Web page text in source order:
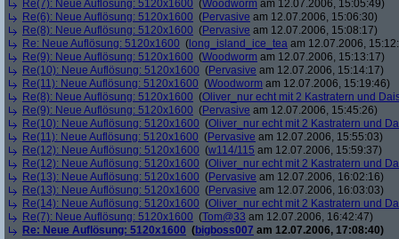
Re(7): Neue Auflösung: 5120x1600 (Woodworm am 12.07.2006, 15:05:49)
Re(6): Neue Auflösung: 5120x1600 (Pervasive am 12.07.2006, 15:06:30)
Re(8): Neue Auflösung: 5120x1600 (Pervasive am 12.07.2006, 15:08:17)
Re: Neue Auflösung: 5120x1600 ( long_island_ice_tea am 12.07.2006,
Re(9): Neue Auflösung: 5120x1600 (Woodworm am 12.07.2006, 15:13:17)
Re(10): Neue Auflösung: 5120x1600 (Pervasive am 12.07.2006, 15:14:17)
Re(11): Neue Auflösung: 5120x1600 (Woodworm am 12.07.2006, 15:19:46)
Re(8): Neue Auflösung: 5120x1600 (Oliver_nur echt mit 2 Kastratern und
Re(9): Neue Auflösung: 5120x1600 (Pervasive am 12.07.2006, 15:45:26)
Re(10): Neue Auflösung: 5120x1600 (Oliver_nur echt mit 2 Kastratern und
Re(11): Neue Auflösung: 5120x1600 (Pervasive am 12.07.2006, 15:55:03)
Re(12): Neue Auflösung: 5120x1600 (w114/115 am 12.07.2006, 15:59:37)
Re(12): Neue Auflösung: 5120x1600 (Oliver_nur echt mit 2 Kastratern und
Re(13): Neue Auflösung: 5120x1600 (Pervasive am 12.07.2006, 16:02:16)
Re(13): Neue Auflösung: 5120x1600 (Pervasive am 12.07.2006, 16:03:03)
Re(14): Neue Auflösung: 5120x1600 (Oliver_nur echt mit 2 Kastratern und
Re(7): Neue Auflösung: 5120x1600 (Tom@33 am 12.07.2006, 16:42:47)
Re: Neue Auflösung: 5120x1600 (bigboss007 am 12.07.2006, 17:08:40)